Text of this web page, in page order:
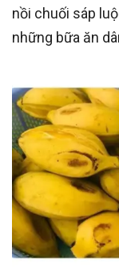
nồi chuối sáp
những bữa ăn